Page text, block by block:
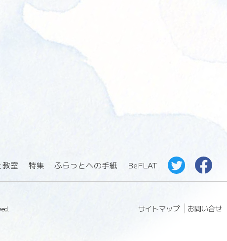
室 特集 ふらっとへの手紙 BeFLAT
サイトマップ お問い合せ